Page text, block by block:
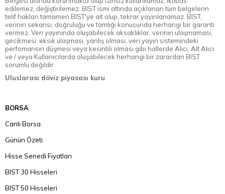
edilemez, değiştirilemez. BIST ismi altında açıklanan tüm belgelerin
telif hakları tamamen BIST'ye ait olup, tekrar yayınlanamaz. BIST,
verinin sekansı, doğruluğu ve tamlığı konusunda herhangi bir garanti
vermez. Veri yayınında oluşabilecek aksaklıklar, verinin ulaşmaması,
gecikmesi, eksik ulaşması, yanlış olması, veri yayın sistemindeki
perfomansın düşmesi veya kesintili olması gibi hallerde Alıcı, Alt Alıcı
ve / veya Kullanıcılarda oluşabilecek herhangi bir zarardan BIST
sorumlu değildir.
Uluslarası döviz piyasası kuru
BORSA
Canlı Borsa
Günün Özeti
Hisse Senedi Fiyatları
BIST 30 Hisseleri
BIST 50 Hisseleri